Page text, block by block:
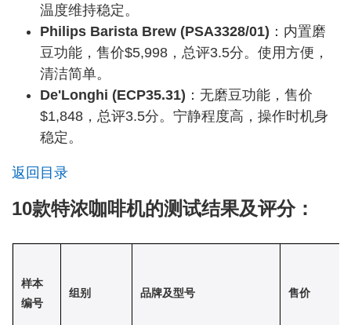
温度维持稳定。
Philips Barista Brew (PSA3328/01) ：内置磨
豆功能，售价$5,998，总评3.5分。使用方便，
清洁简单。
De'Longhi (ECP35.31) ：无磨豆功能，售价
$1,848，总评3.5分。宁静程度高，操作时机身
稳定。
返回目录
10款特浓咖啡机的测试结果及评分：
样本
编号
组别 品牌及型号 售价